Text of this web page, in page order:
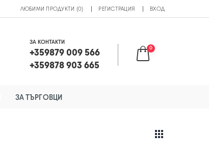
ЛЮБИМИ ПРОДУКТИ (0) РЕГИСТРАЦИЯ ВХОД
ЗА КОНТАКТИ
+359879 009 566
+359878 903 665
0
ЗА ТЪРГОВЦИ